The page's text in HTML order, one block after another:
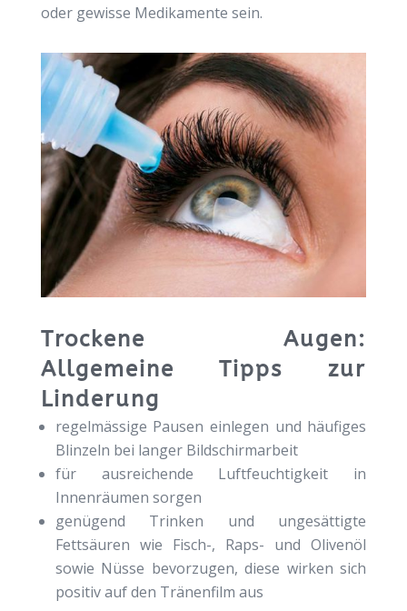
oder gewisse Medikamente sein.
Trockene Augen:
Allgemeine Tipps zur
Linderung
regelmässige Pausen einlegen und häufiges
Blinzeln bei langer Bildschirmarbeit
für ausreichende Luftfeuchtigkeit in
Innenräumen sorgen
genügend Trinken und ungesättigte
Fettsäuren wie Fisch-, Raps- und Olivenöl
sowie Nüsse bevorzugen, diese wirken sich
positiv auf den Tränenfilm aus